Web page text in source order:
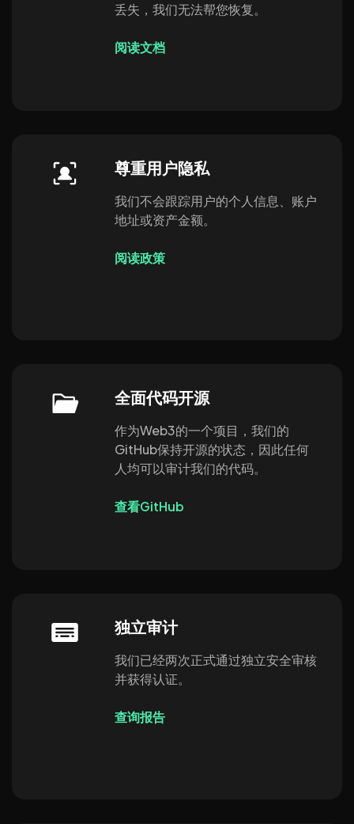
丢失，我们无法帮您恢复。
阅读文档
尊重用户隐私
我们不会跟踪用户的个人信息、账户
地址或资产金额。
阅读政策
全面代码开源
作为Web3的一个项目，我们的
GitHub保持开源的状态，因此任何
人均可以审计我们的代码。
查看GitHub
独立审计
我们已经两次正式通过独立安全审核
并获得认证。
查询报告